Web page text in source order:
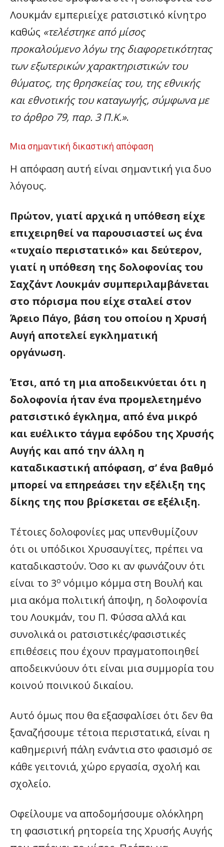
Λουκμάν εμπεριείχε ρατσιστικό κίνητρο
καθώς «τελέστηκε από μίσος
προκαλούμενο λόγω της διαφορετικότητας
των εξωτερικών χαρακτηριστικών του
θύματος, της θρησκείας του, της εθνικής
και εθνοτικής του καταγωγής, σύμφωνα με
το άρθρο 79, παρ. 3 Π.Κ.».
Μια σημαντική δικαστική απόφαση
Η απόφαση αυτή είναι σημαντική για δυο
λόγους.
Πρώτον, γιατί αρχικά η υπόθεση είχε
επιχειρηθεί να παρουσιαστεί ως ένα
«τυχαίο περιστατικό» και δεύτερον,
γιατί η υπόθεση της δολοφονίας του
Σαχζάντ Λουκμάν συμπεριλαμβάνεται
στο πόρισμα που είχε σταλεί στον
Άρειο Πάγο, βάση του οποίου η Χρυσή
Αυγή αποτελεί εγκληματική
οργάνωση.
Έτσι, από τη μια αποδεικνύεται ότι η
δολοφονία ήταν ένα προμελετημένο
ρατσιστικό έγκλημα, από ένα μικρό
και ευέλικτο τάγμα εφόδου της Χρυσής
Αυγής και από την άλλη η
καταδικαστική απόφαση, σ’ ένα βαθμό
μπορεί να επηρεάσει την εξέλιξη της
δίκης της που βρίσκεται σε εξέλιξη.
Τέτοιες δολοφονίες μας υπενθυμίζουν
ότι οι υπόδικοι Χρυσαυγίτες, πρέπει να
καταδικαστούν. Όσο κι αν φωνάζουν ότι
είναι το 3ο νόμιμο κόμμα στη Βουλή και
μια ακόμα πολιτική άποψη, η δολοφονία
του Λουκμάν, του Π. Φύσσα αλλά και
συνολικά οι ρατσιστικές/φασιστικές
επιθέσεις που έχουν πραγματοποιηθεί
αποδεικνύουν ότι είναι μια συμμορία του
κοινού ποινικού δικαίου.
Αυτό όμως που θα εξασφαλίσει ότι δεν θα
ξαναζήσουμε τέτοια περιστατικά, είναι η
καθημερινή πάλη ενάντια στο φασισμό σε
κάθε γειτονιά, χώρο εργασία, σχολή και
σχολείο.
Οφείλουμε να αποδομήσουμε ολόκληρη
τη φασιστική ρητορεία της Χρυσής Αυγής